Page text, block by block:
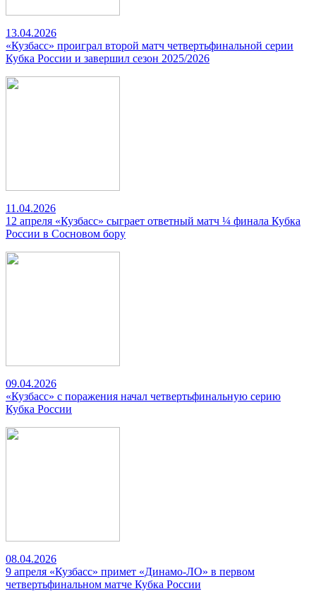
13.04.2026
«Кузбасс» проиграл второй матч четвертьфинальной серии
Кубка России и завершил сезон 2025/2026
11.04.2026
12 апреля «Кузбасс» сыграет ответный матч ¼ финала Кубка
России в Сосновом бору
09.04.2026
«Кузбасс» с поражения начал четвертьфинальную серию
Кубка России
08.04.2026
9 апреля «Кузбасс» примет «Динамо-ЛО» в первом
четвертьфинальном матче Кубка России